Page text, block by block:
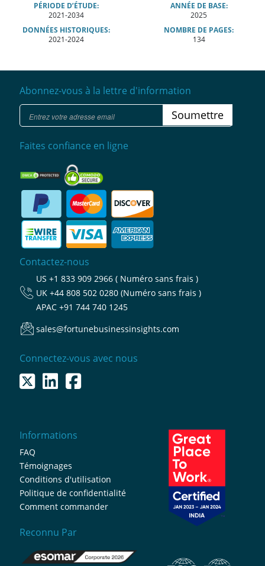
PÉRIODE D’ÉTUDE:
2021-2034
ANNÉE DE BASE:
2025
DONNÉES HISTORIQUES:
2021-2024
NOMBRE DE PAGES:
134
Abonnez-vous à la lettre d'information
Soumettre
Faites confiance en ligne
Contactez-nous
US +1 833 909 2966 ( Numéro sans frais )
UK +44 808 502 0280 (Numéro sans frais )
APAC +91 744 740 1245
sales@fortunebusinessinsights.com
Connectez-vous avec nous
Informations
FAQ
Témoignages
Conditions d'utilisation
Politique de confidentialité
Comment commander
Reconnu Par